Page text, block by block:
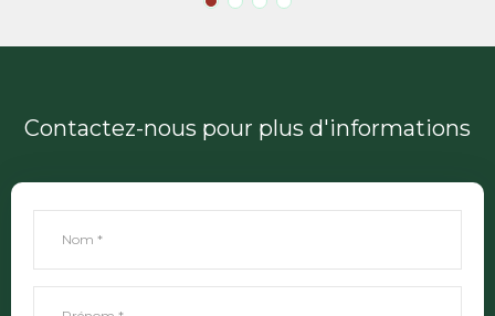
Contactez-nous pour plus d'informations